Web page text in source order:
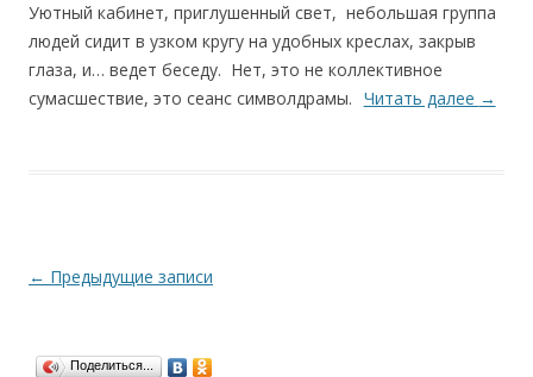
Уютный кабинет, приглушенный свет, небольшая группа
людей сидит в узком кругу на удобных креслах, закрыв
глаза, и… ведет беседу. Нет, это не коллективное
сумасшествие, это сеанс символдрамы. Читать далее →
Навигация
← Предыдущие записи
Поделиться...